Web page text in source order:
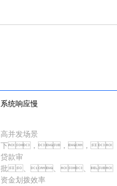
系统响应慢
高并发场景
下，，，，
贷款审
批、、、、
资金划拨效率